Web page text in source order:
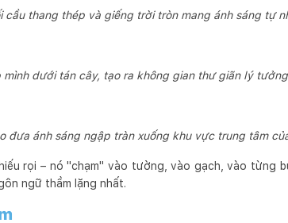
thang thép và giếng trời tròn mang ánh sáng tự
dưới tán cây, tạo ra không gian thư giãn lý
đưa ánh sáng ngập tràn xuống khu vực trung tâm
rọi – nó "chạm" vào tường, vào gạch, vào từng
ngữ thầm lặng nhất.